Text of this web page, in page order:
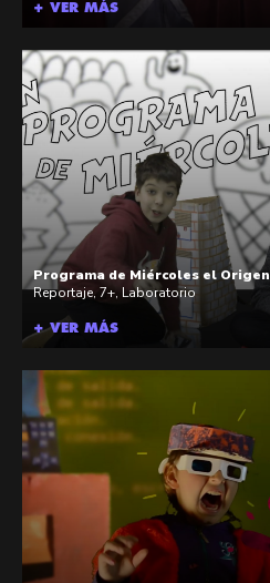
+ VER MÁS
Programa de Miércoles el Origen
Reportaje, 7+, Laboratorio
+ VER MÁS